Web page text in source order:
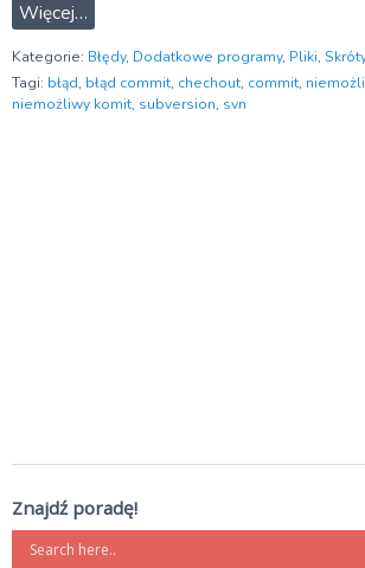
Więcej…
Kategorie: Błędy, Dodatkowe programy, Pliki,
Tagi: błąd, błąd commit, chechout, commit,
niemożliwy komit, subversion, svn
Znajdź poradę!